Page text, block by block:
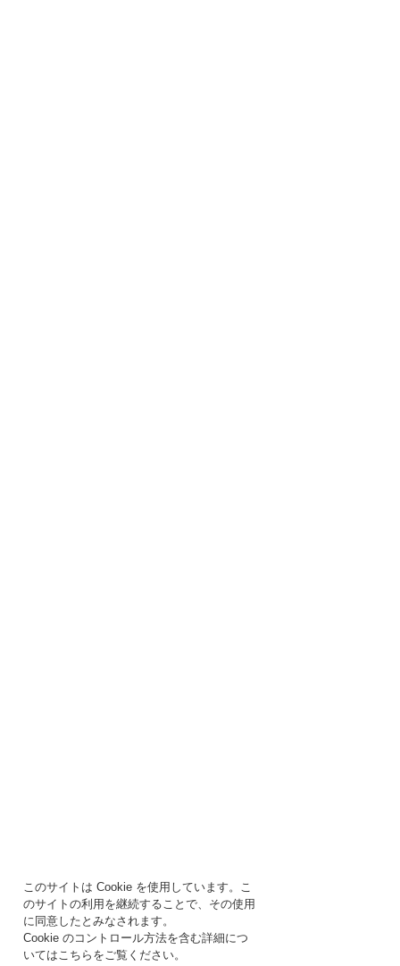
このサイトは Cookie を使用しています。こ
のサイトの利用を継続することで、その使用
に同意したとみなされます。
Cookie のコントロール方法を含む詳細につ
いてはこちらをご覧ください。